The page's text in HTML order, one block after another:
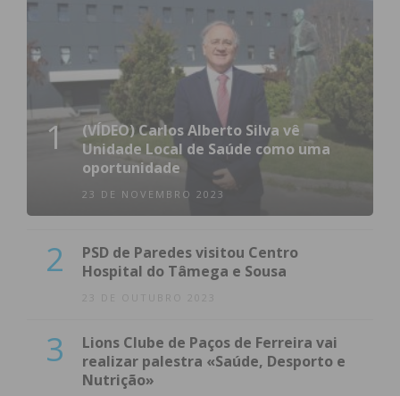
1
(VÍDEO) Carlos Alberto Silva vê
Unidade Local de Saúde como uma
oportunidade
23 DE NOVEMBRO 2023
2
PSD de Paredes visitou Centro
Hospital do Tâmega e Sousa
23 DE OUTUBRO 2023
3
Lions Clube de Paços de Ferreira vai
realizar palestra «Saúde, Desporto e
Nutrição»